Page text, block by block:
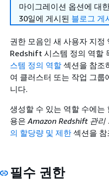
마이그레이션 옵션에 대
30일에 게시된 블로그 게
권한 모음인 새 사용자 지
Redshift 시스템 정의 역할
스템 정의 역할 섹션을 참조
여 클러스터 또는 작업 그
니다.
생성할 수 있는 역할 수에는
용은Amazon Redshift 관리
의 할당량 및 제한 섹션을
필수 권한